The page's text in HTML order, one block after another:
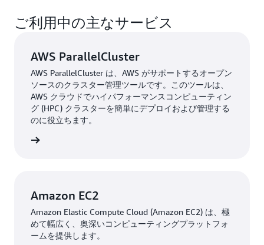
ご利用中の主なサービス
AWS ParallelCluster
AWS ParallelCluster は、AWS がサポートするオープン
ソースのクラスター管理ツールです。このツールは、
AWS クラウドでハイパフォーマンスコンピューティン
グ (HPC) クラスターを簡単にデプロイおよび管理する
のに役立ちます。
Amazon EC2
Amazon Elastic Compute Cloud (Amazon EC2) は、極
めて幅広く、奥深いコンピューティングプラットフォ
ームを提供します。